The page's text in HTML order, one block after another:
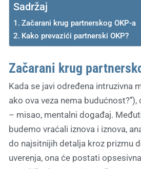
Sadržaj
Začarani krug partnerskog OKP-a
Kako prevazići partnerski OKP?
Začarani krug
Kada se javi određena intruzivna
ako ova veza nema
– misao, mentalni događaj.
budemo vraćali iznova i iznova,
do najsitnijih detalja kroz prizmu
uverenja, ona će postati